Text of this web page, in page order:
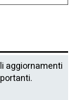
aggiornamenti